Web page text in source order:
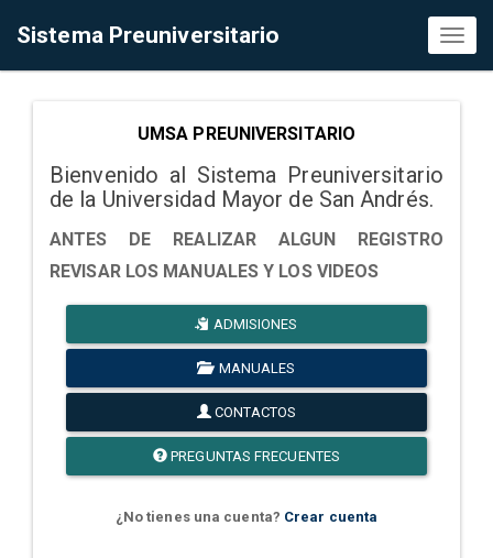
Sistema Preuniversitario
UMSA PREUNIVERSITARIO
Bienvenido al Sistema Preuniversitario
de la Universidad Mayor de San Andrés.
ANTES DE REALIZAR ALGUN REGISTRO
REVISAR LOS MANUALES Y LOS VIDEOS
ADMISIONES
MANUALES
CONTACTOS
PREGUNTAS FRECUENTES
¿No tienes una cuenta? Crear cuenta